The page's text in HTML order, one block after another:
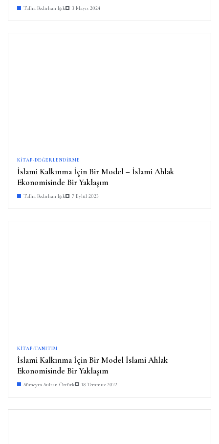
Talha Bedirhan Işık 3 Mayıs 2024
KITAP-DEĞERLENDIRME
İslami Kalkınma İçin Bir Model – İslami Ahlak
Ekonomisinde Bir Yaklaşım
Talha Bedirhan Işık 7 Eylül 2023
KITAP-TANITIM
İslami Kalkınma İçin Bir Model İslami Ahlak
Ekonomisinde Bir Yaklaşım
Sümeyra Sultan Öztürk 18 Temmuz 2022